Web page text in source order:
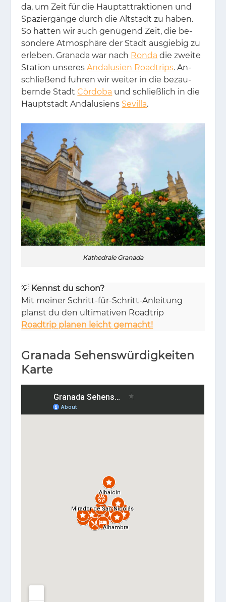
da, um Zeit für die Haupt­at­trak­tio­nen und
Spa­zier­gän­ge durch die Alt­stadt zu ha­ben.
So hat­ten wir auch ge­nü­gend Zeit, die be­
son­de­re At­mo­sphä­re der Stadt aus­gie­big zu
er­le­ben. Gra­na­da war nach Ronda die zwei­te
Sta­ti­on un­se­resAndalusien Roadtrips. An­
schlie­ßend fuh­ren wir wei­ter in die be­zau­
bern­de Stadt Còrdoba und schließ­lich in die
Haupt­stadt An­da­lu­si­ens Sevilla.
Kathedrale Granada
💡 Kennst du schon?
Mit mei­ner Schritt-für-Schritt-An­lei­tung
planst du den ul­ti­ma­ti­ven Roadtrip
Roadtrip planen leicht gemacht!
Granada Sehenswürdigkeiten
Karte